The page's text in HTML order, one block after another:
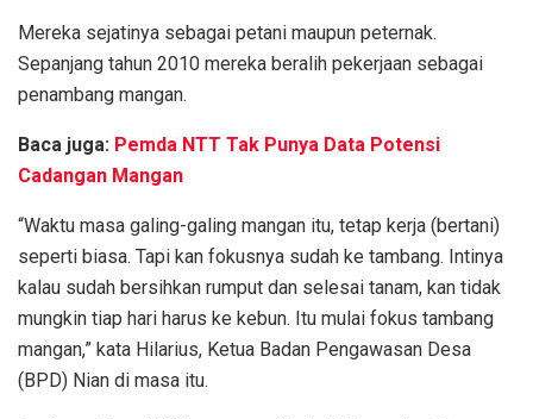
Mereka sejatinya sebagai petani maupun peternak.
Sepanjang tahun 2010 mereka beralih pekerjaan sebagai
penambang mangan.
Baca juga: Pemda NTT Tak Punya Data Potensi
Cadangan Mangan
“Waktu masa galing-galing mangan itu, tetap kerja (bertani)
seperti biasa. Tapi kan fokusnya sudah ke tambang. Intinya
kalau sudah bersihkan rumput dan selesai tanam, kan tidak
mungkin tiap hari harus ke kebun. Itu mulai fokus tambang
mangan,” kata Hilarius, Ketua Badan Pengawasan Desa
(BPD) Nian di masa itu.